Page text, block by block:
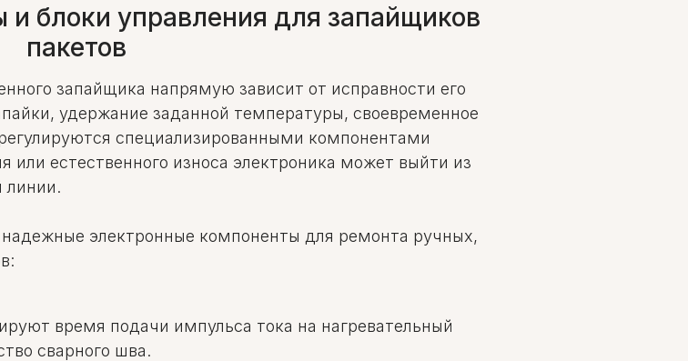
блоки управления для запайщиков
пакетов
запайщика напрямую зависит от исправности его
удержание заданной температуры, своевременное
специализированными компонентами
естественного износа электроника может выйти из
линии.
электронные компоненты для ремонта ручных,
время подачи импульса тока на нагревательный
сварного шва.